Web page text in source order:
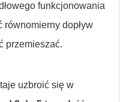
funkcjonowania
równomierny dopływ
przemieszać.
uzbroić się w